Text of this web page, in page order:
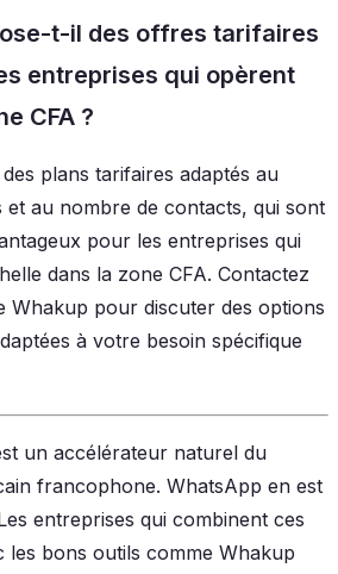
t-il des offres tarifaires
entreprises qui opèrent
CFA ?
plans tarifaires adaptés au
et au nombre de contacts, qui sont
pour les entreprises qui
dans la zone CFA. Contactez
Whakup pour discuter des options
à votre besoin spécifique
un accélérateur naturel du
francophone. WhatsApp en est
entreprises qui combinent ces
les bons outils comme Whakup